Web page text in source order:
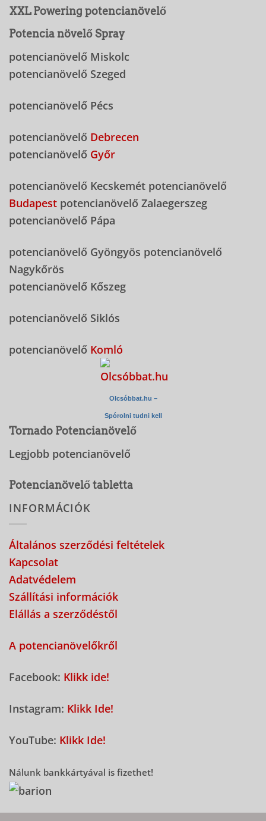
XXL Powering potencianövelő
Potencia növelő Spray
potencianövelő Miskolc
potencianövelő Szeged
potencianövelő Pécs
potencianövelő Debrecen
potencianövelő Győr
potencianövelő Kecskemét potencianövelő
Budapest potencianövelő Zalaegerszeg
potencianövelő Pápa
potencianövelő Gyöngyös potencianövelő
Nagykőrös
potencianövelő Kőszeg
potencianövelő Siklós
potencianövelő Komló
Olcsóbbat.hu –
Spórolni tudni kell
Tornado Potencianövelő
Legjobb potencianövelő
Potencianövelő tabletta
INFORMÁCIÓK
Általános szerződési feltételek
Kapcsolat
Adatvédelem
Szállítási információk
Elállás a szerződéstől
A potencianövelőkről
Facebook: Klikk ide!
Instagram: Klikk Ide!
YouTube: Klikk Ide!
Nálunk bankkártyával is fizethet!